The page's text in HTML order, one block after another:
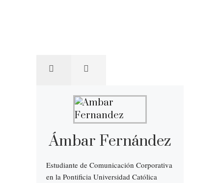
Ámbar Fernández
Estudiante de Comunicación Corporativa
en la Pontificia Universidad Católica